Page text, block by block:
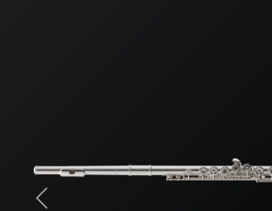
Previous